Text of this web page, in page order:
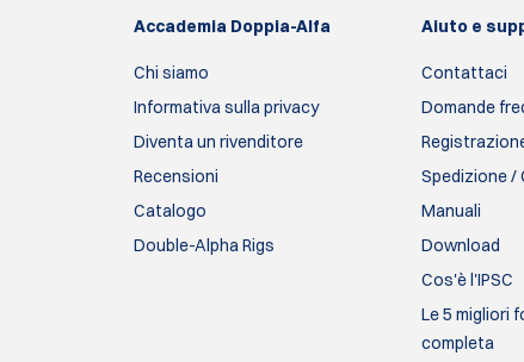
Accademia Doppia-Alfa
Chi siamo
Informativa sulla privacy
Diventa un rivenditore
Recensioni
Catalogo
Double-Alpha Rigs
Aiuto e
Contattaci
Domande
Spedizione /
Manuali
Download
Cos'è l'IPSC
Le 5 migliori
completa